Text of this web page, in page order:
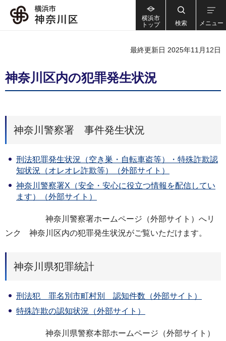
横浜市
トップ
検索 メニュー
最終更新日 2025年11月12日
神奈川区内の犯罪発生状況
神奈川警察署 事件発生状況
刑法犯罪発生状況（空き巣・自転車盗等）・特殊詐欺認
知状況（オレオレ詐欺等）（外部サイト）
神奈川警察署X（安全・安心に役立つ情報を配信してい
ます）（外部サイト）
神奈川警察署ホームページ（外部サイト）へリ
ンク 神奈川区内の犯罪発生状況がご覧いただけます。
神奈川県犯罪統計
刑法犯 罪名別市町村別 認知件数（外部サイト）
特殊詐欺の認知状況（外部サイト）
神奈川県警察本部ホームページ（外部サイト）